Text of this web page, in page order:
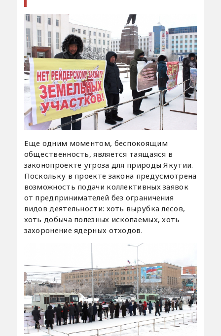
Еще одним моментом, беспокоящим
общественность, является таящаяся в
законопроекте угроза для природы Якутии.
Поскольку в проекте закона предусмотрена
возможность подачи коллективных заявок
от предпринимателей без ограничения
видов деятельности: хоть вырубка лесов,
хоть добыча полезных ископаемых, хоть
захоронение ядерных отходов.